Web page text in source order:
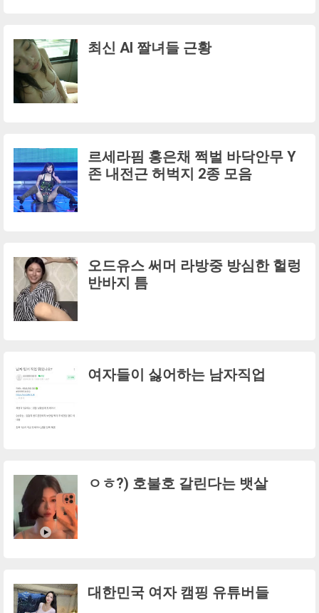
최신 AI 짤녀들 근황
르세라핌 홍은채 쩍벌 바닥안무 Y
존 내전근 허벅지 2종 모음
오드유스 써머 라방중 방심한 헐렁
반바지 틈
여자들이 싫어하는 남자직업
ㅇㅎ?) 호불호 갈린다는 뱃살
대한민국 여자 캠핑 유튜버들